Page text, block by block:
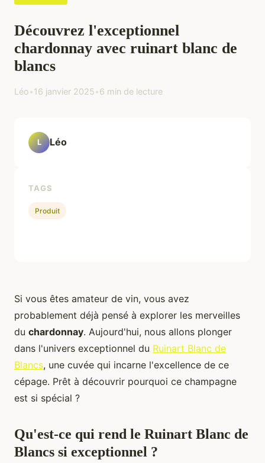
Découvrez l'exceptionnel
chardonnay avec ruinart blanc de
blancs
Léo•16 janvier 2025•6 min de lecture
Si vous êtes amateur de vin, vous avez
probablement déjà pensé à explorer les merveilles
du chardonnay. Aujourd'hui, nous allons plonger
dans l'univers exceptionnel du Ruinart Blanc de
Blancs, une cuvée qui incarne l'excellence de ce
cépage. Prêt à découvrir pourquoi ce champagne
est si spécial ?
Qu'est-ce qui rend le Ruinart Blanc de
Blancs si exceptionnel ?
L Léo
TAGS
Produit